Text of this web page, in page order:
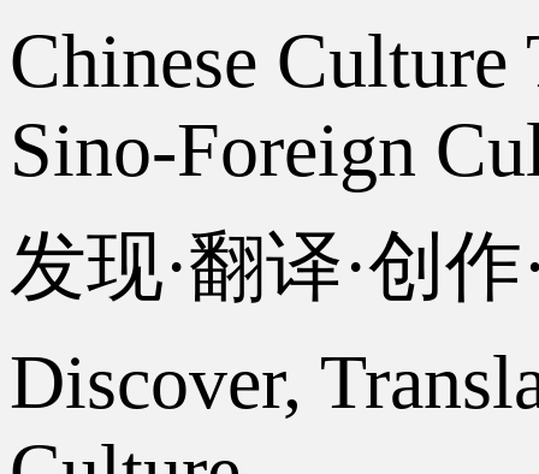
Chinese
Sino-Foreign
发现·翻译·创
Discover,